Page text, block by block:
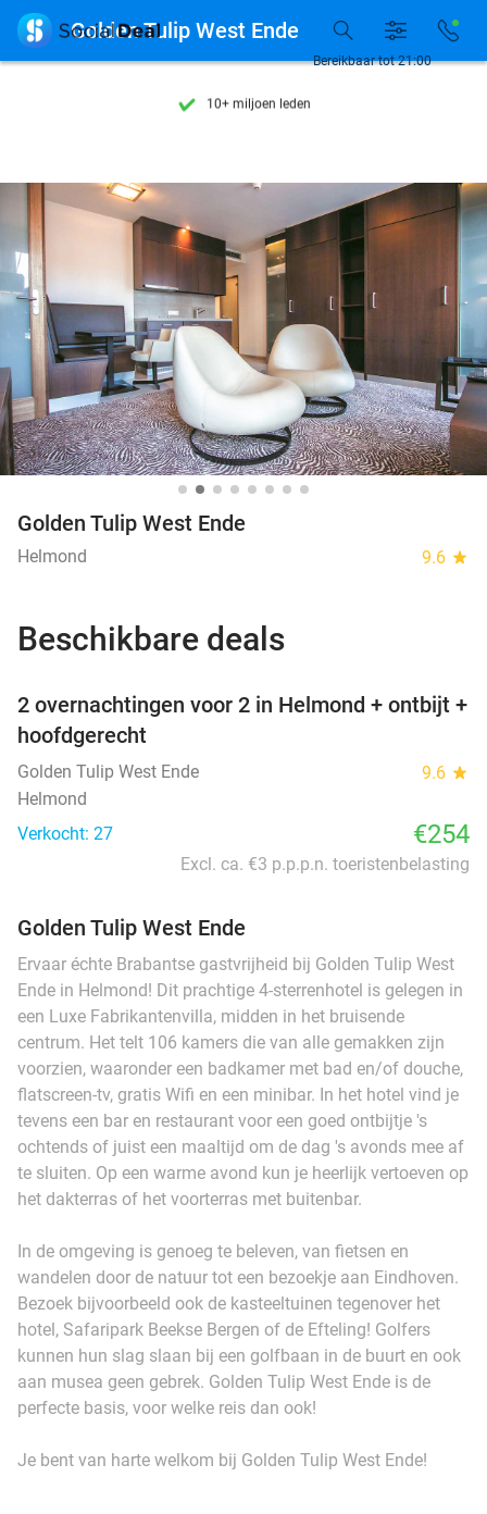
7 dagen per week beschikbaar
10+ miljoen leden
7 dagen per week beschikbaar
10+ miljoen leden
Bereikbaar tot 21:00
 Golden Tulip West Ende
Golden Tulip West Ende
Helmond 9.6 star
Beschikbare deals
2 overnachtingen voor 2 in Helmond + ontbijt +
hoofdgerecht
Golden Tulip West Ende 9.6 star
Helmond
Verkocht: 27
€254
Excl. ca. €3 p.p.p.n. toeristenbelasting
Golden Tulip West Ende
Ervaar échte Brabantse gastvrijheid bij Golden Tulip West
Ende in Helmond! Dit prachtige 4-sterrenhotel is gelegen in
een Luxe Fabrikantenvilla, midden in het bruisende
centrum. Het telt 106 kamers die van alle gemakken zijn
voorzien, waaronder een badkamer met bad en/of douche,
flatscreen-tv, gratis Wifi en een minibar. In het hotel vind je
tevens een bar en restaurant voor een goed ontbijtje 's
ochtends of juist een maaltijd om de dag 's avonds mee af
te sluiten. Op een warme avond kun je heerlijk vertoeven op
het dakterras of het voorterras met buitenbar.
In de omgeving is genoeg te beleven, van fietsen en
wandelen door de natuur tot een bezoekje aan Eindhoven.
Bezoek bijvoorbeeld ook de kasteeltuinen tegenover het
hotel, Safaripark Beekse Bergen of de Efteling! Golfers
kunnen hun slag slaan bij een golfbaan in de buurt en ook
aan musea geen gebrek. Golden Tulip West Ende is de
perfecte basis, voor welke reis dan ook!
Je bent van harte welkom bij Golden Tulip West Ende!